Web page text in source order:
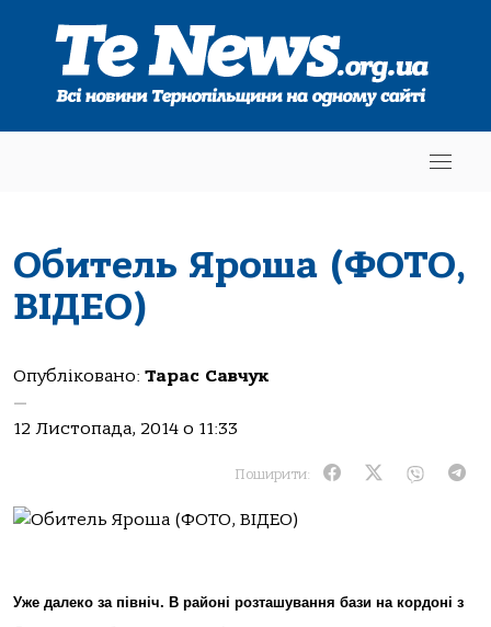
Обитель Яроша (ФОТО,
ВІДЕО)
Опубліковано: Тарас Савчук
—
12 Листопада, 2014 о 11:33
Поширити:
Уже далеко за північ. В районі розташування бази на кордоні з